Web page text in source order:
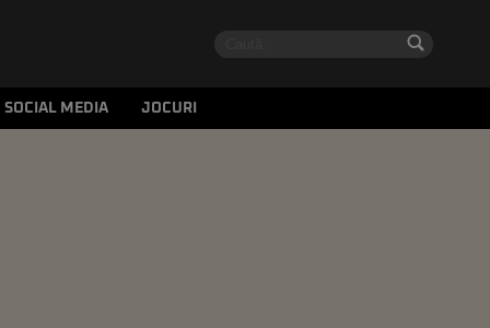
SOCIAL MEDIA JOCURI